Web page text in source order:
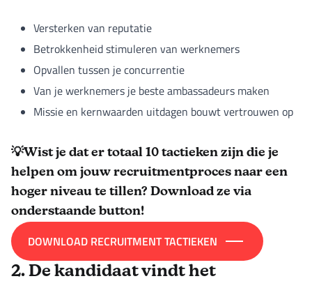
Versterken van reputatie
Betrokkenheid stimuleren van werknemers
Opvallen tussen je concurrentie
Van je werknemers je beste ambassadeurs maken
Missie en kernwaarden uitdagen bouwt vertrouwen op
💡Wist je dat er totaal 10 tactieken zijn die je
helpen om jouw recruitmentproces naar een
hoger niveau te tillen? Download ze via
onderstaande button!
DOWNLOAD RECRUITMENT TACTIEKEN
2. De kandidaat vindt het